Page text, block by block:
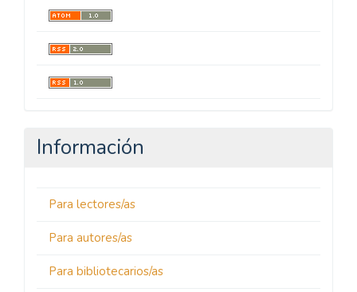
Información
Para lectores/as
Para autores/as
Para bibliotecarios/as